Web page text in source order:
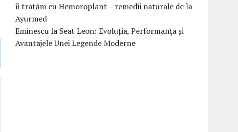
îi tratăm cu Hemoroplant – remedii naturale de la
Ayurmed
Eminescula Seat Leon: Evoluția, Performanța și
Avantajele Unei Legende Moderne